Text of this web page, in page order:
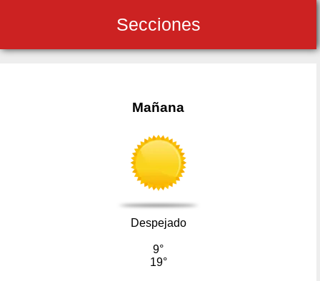
Secciones
Mañana
Despejado
9°
19°